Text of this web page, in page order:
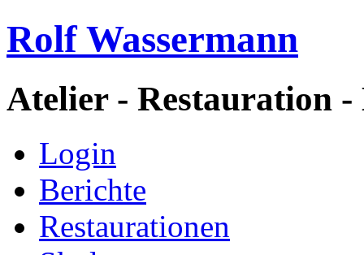
Rolf Wassermann
Atelier - Restauration
Login
Berichte
Restaurationen